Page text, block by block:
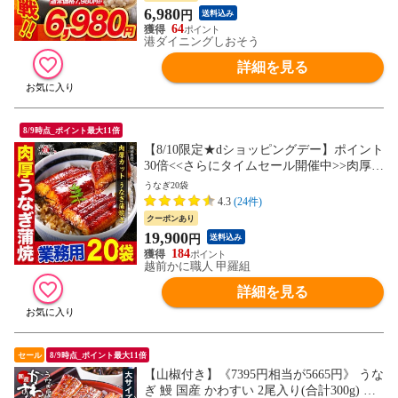
6,980円 送料込み
64
港ダイニングしおそう
詳細を見る
8/9時点_ポイント最大11倍
【8/10限定★dショッピングデー】ポイント
30倍<<さらにタイムセール開催中>>肉厚カ
ット うなぎ蒲焼き 1,600g（80g前後×20
袋）鰻 ウナギ 海鮮 贈答品 ご自宅用 ギフ
ト 冷凍 送料無料 海鮮vs肉 御中元 お中元
残暑見舞い 夏ギフト
うなぎ20袋
4.3 (24件)
クーポンあり
19,900円 送料込み
184
越前かに職人 甲羅組
詳細を見る
セール 8/9時点_ポイント最大11倍
【山椒付き】《7395円相当が5665円》 うな
ぎ 鰻 国産 かわすい 2尾入り(合計300g) 大